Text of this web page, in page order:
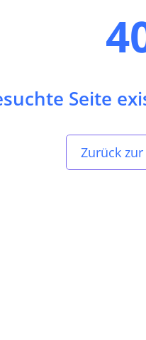
Seite
Zurück